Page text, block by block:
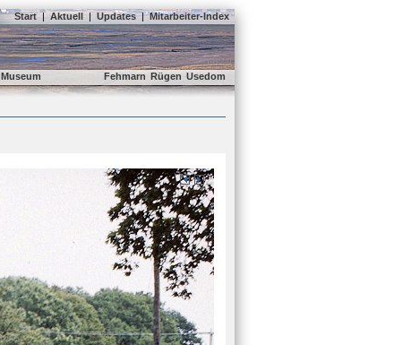
Start | Aktuell | Updates | Mitarbeiter-Index
Museum Fehmarn Rügen Usedom